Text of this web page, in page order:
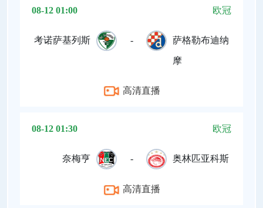
08-12 01:00 欧冠
考诺萨基列斯 - 萨格勒布迪纳
摩
高清直播
08-12 01:30 欧冠
奈梅亨 - 奥林匹亚科斯
高清直播